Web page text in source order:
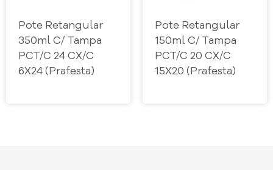
Pote Retangular
350ml C/ Tampa
PCT/C 24 CX/C
6X24 (Prafesta)
Pote Retangular
150ml C/ Tampa
PCT/C 20 CX/C
15X20 (Prafesta)